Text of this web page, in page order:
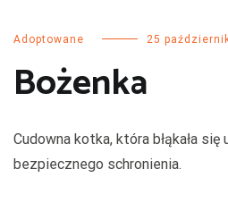
Adoptowane 25
Bożenka
Cudowna kotka, która błąkała
bezpiecznego schronienia.